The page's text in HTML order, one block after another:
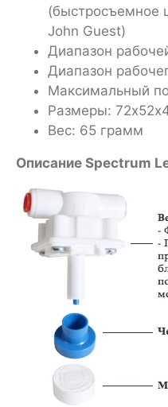
(быстросъемное
John Guest)
Диапазон
Диапазон
Максимальный
Размеры:
Вес: 65 грамм
Описание Spectrum